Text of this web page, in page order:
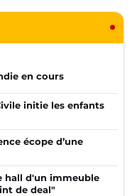
en cours
initie les enfants
écope d’une
hall d'un immeuble
de deal"